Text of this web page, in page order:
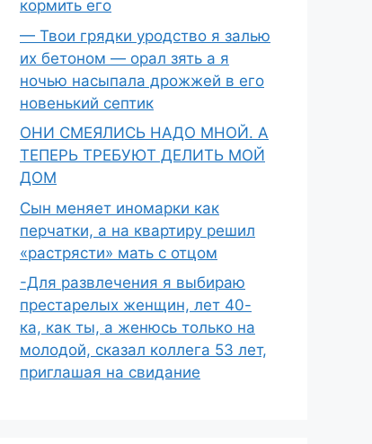
кормить его
— Твои грядки уродство я залью
их бетоном — орал зять а я
ночью насыпала дрожжей в его
новенький септик
ОНИ СМЕЯЛИСЬ НАДО МНОЙ. А
ТЕПЕРЬ ТРЕБУЮТ ДЕЛИТЬ МОЙ
ДОМ
Сын меняет иномарки как
перчатки, а на квартиру решил
«растрясти» мать с отцом
-Для развлечения я выбираю
престарелых женщин, лет 40-
ка, как ты, а женюсь только на
молодой, сказал коллега 53 лет,
приглашая на свидание